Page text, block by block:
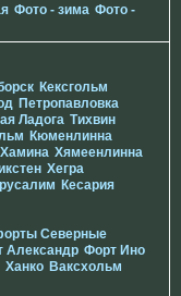
Фото - зима Фото -
Кексгольм
Петропавловка
Ладога Тихвин
Кюменлинна
Хамина Хямеенлинна
Хегра
Кесария
Северные
Александр Форт Ино
Ханко Ваксхольм